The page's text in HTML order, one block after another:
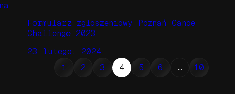
Formularz zgłoszeniowy Poznań Canoe
Challenge 2023
23 lutego, 2024
1 2 3 4 5 6 … 10